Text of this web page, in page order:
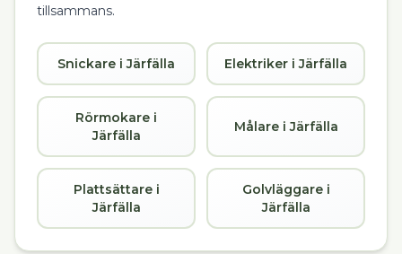
tillsammans.
Snickare i Järfälla Elektriker i Järfälla
Rörmokare i
Järfälla
Målare i Järfälla
Plattsättare i
Järfälla
Golvläggare i
Järfälla